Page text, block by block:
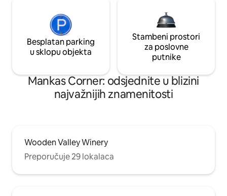
Besplatan parking
u sklopu objekta
Stambeni prostori
za poslovne
putnike
Mankas Corner: odsjednite u blizini
najvažnijih znamenitosti
Wooden Valley Winery
Preporučuje 29 lokalaca